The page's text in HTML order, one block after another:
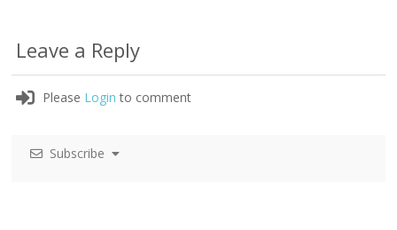
Leave a Reply
Please Login to comment
Subscribe